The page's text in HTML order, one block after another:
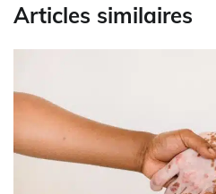
Articles similaires